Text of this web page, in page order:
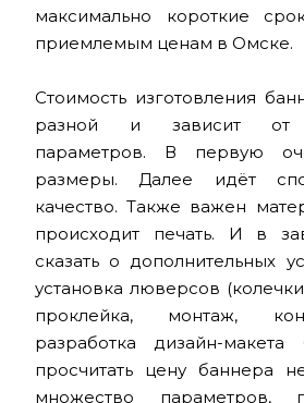
максимально короткие
приемлемым ценам в Омске.
Стоимость изготовления
разной и зависит от
параметров. В первую
размеры. Далее идёт
качество. Также важен
происходит печать. И в
сказать о дополнительных
установка люверсов
проклейка, монтаж,
разработка дизайн-
просчитать цену баннера
множество параметров,